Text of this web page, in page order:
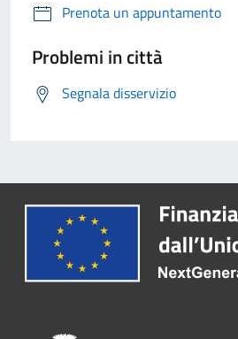
Prenota un appuntamento
Problemi in città
Segnala disservizio